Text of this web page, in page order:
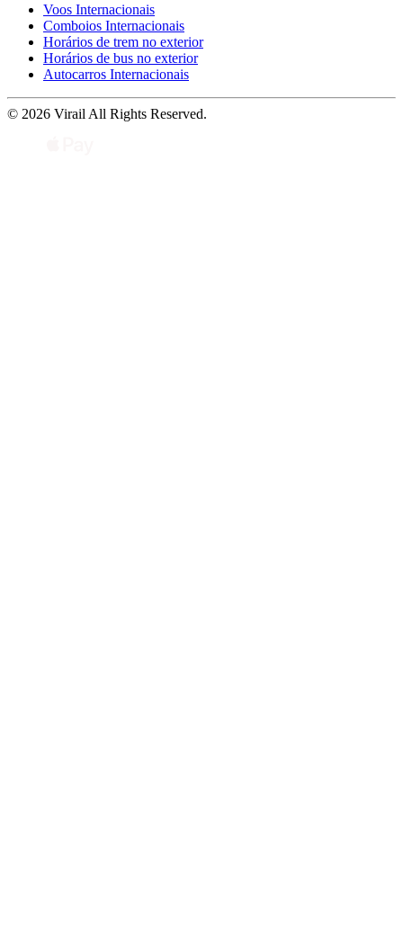
Voos Internacionais
Comboios Internacionais
Horários de trem no exterior
Horários de bus no exterior
Autocarros Internacionais
© 2026 Virail All Rights Reserved.